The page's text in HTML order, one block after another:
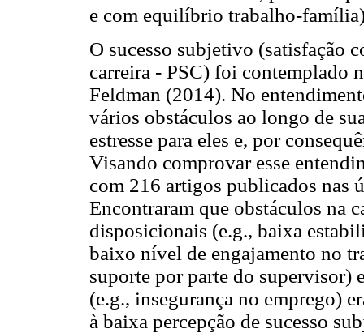
e com equilíbrio trabalho-
O sucesso subjetivo (satisfação
carreira - PSC) foi contemplado
Feldman (2014). No
vários obstáculos ao longo de
estresse para eles e, por
Visando comprovar esse
com 216 artigos publicados nas
Encontraram que obstáculos na
disposicionais (e.g., baixa
baixo nível de engajamento no
suporte por parte do supervisor)
(e.g., insegurança no emprego)
à baixa percepção de sucesso